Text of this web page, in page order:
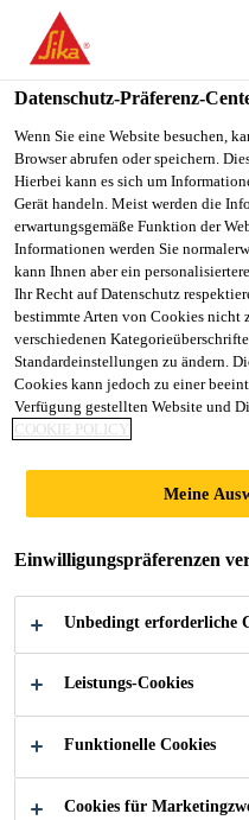
You are accessing "Sika
from "Vereinigte Staaten".
country.
TO
SIKA
USA
Sika Österreich
PMMA-
Alle Anwendungsbereiche
Datenschutz-Präferenz-
Wenn Sie eine Website besuchen,
Browser abrufen oder speichern.
Hierbei kann es sich um
Gerät handeln. Meist werden die
erwartungsgemäße Funktion der
Informationen werden Sie
kann Ihnen aber ein
Ihr Recht auf Datenschutz
bestimmte Arten von Cookies nicht
verschiedenen
Standardeinstellungen zu ändern.
Cookies kann jedoch zu einer
Verfügung gestellten Website und
COOKIE POLICY
Meine
Einwilligungspräferenzen
Unbedingt erforderliche
Leistungs-Cookies
Funktionelle Cookies
Cookies für